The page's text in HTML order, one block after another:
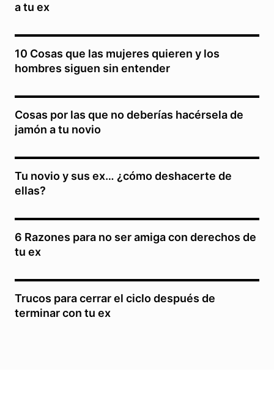
a tu ex
10 Cosas que las mujeres quieren y los
hombres siguen sin entender
Cosas por las que no deberías hacérsela de
jamón a tu novio
Tu novio y sus ex… ¿cómo deshacerte de
ellas?
6 Razones para no ser amiga con derechos de
tu ex
Trucos para cerrar el ciclo después de
terminar con tu ex